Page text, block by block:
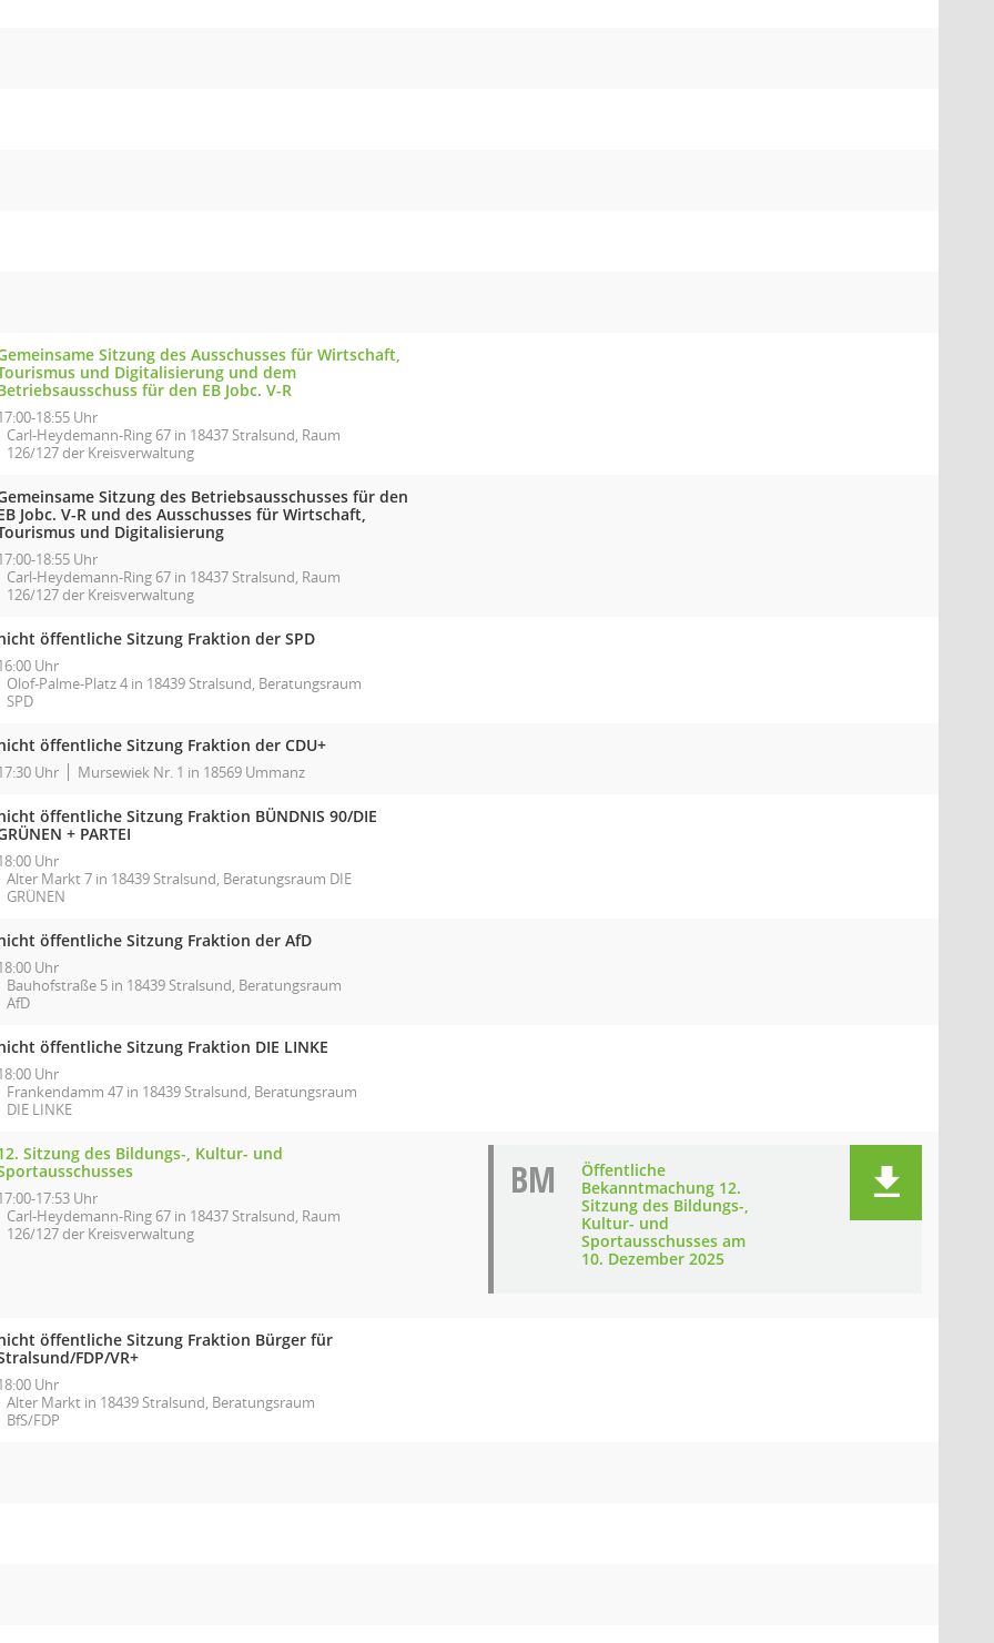
Sitzung des Ausschusses für Wirtschaft,
und Digitalisierung und dem
für den EB Jobc. V-R
18:55 Uhr
Carl-Heydemann-Ring 67 in 18437 Stralsund, Raum
126/127 der Kreisverwaltung
Sitzung des Betriebsausschusses für den
Jobc. V-R und des Ausschusses für Wirtschaft,
und Digitalisierung
18:55 Uhr
Carl-Heydemann-Ring 67 in 18437 Stralsund, Raum
126/127 der Kreisverwaltung
öffentliche Sitzung Fraktion der SPD
Uhr
Olof-Palme-Platz 4 in 18439 Stralsund, Beratungsraum
SPD
öffentliche Sitzung Fraktion der CDU+
Uhr Mursewiek Nr. 1 in 18569 Ummanz
öffentliche Sitzung Fraktion BÜNDNIS 90/DIE
+ PARTEI
Uhr
Alter Markt 7 in 18439 Stralsund, Beratungsraum DIE
GRÜNEN
öffentliche Sitzung Fraktion der AfD
Uhr
Bauhofstraße 5 in 18439 Stralsund, Beratungsraum
AfD
öffentliche Sitzung Fraktion DIE LINKE
Uhr
Frankendamm 47 in 18439 Stralsund, Beratungsraum
DIE LINKE
Sitzung des Bildungs-, Kultur- und
17:53 Uhr
Carl-Heydemann-Ring 67 in 18437 Stralsund, Raum
126/127 der Kreisverwaltung
BM
Öffentliche
Bekanntmachung 12.
Sitzung des Bildungs-,
Kultur- und
Sportausschusses am
10. Dezember 2025
öffentliche Sitzung Fraktion Bürger für
FDP/VR+
Uhr
Alter Markt in 18439 Stralsund, Beratungsraum
BfS/FDP